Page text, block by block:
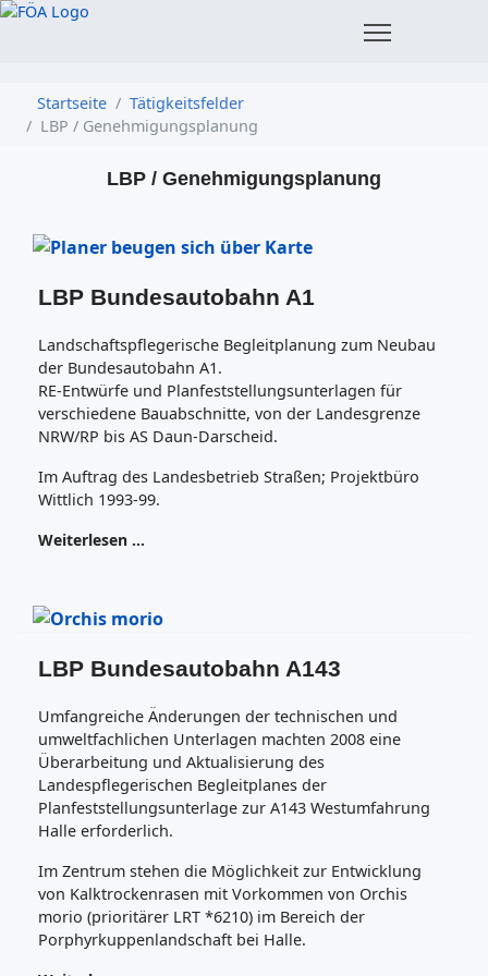
Startseite
Tätigkeitsfelder
LBP / Genehmigungsplanung
LBP / Genehmigungsplanung
LBP Bundesautobahn A1
Landschaftspflegerische Begleitplanung zum Neubau
der Bundesautobahn A1.
RE-Entwürfe und Planfeststellungsunterlagen für
verschiedene Bauabschnitte, von der Landesgrenze
NRW/RP bis AS Daun-Darscheid.
Im Auftrag des Landesbetrieb Straßen; Projektbüro
Wittlich 1993-99.
Weiterlesen …
LBP Bundesautobahn A143
Umfangreiche Änderungen der technischen und
umweltfachlichen Unterlagen machten 2008 eine
Überarbeitung und Aktualisierung des
Landespflegerischen Begleitplanes der
Planfeststellungsunterlage zur A143 Westumfahrung
Halle erforderlich.
Im Zentrum stehen die Möglichkeit zur Entwicklung
von Kalktrockenrasen mit Vorkommen von Orchis
morio (prioritärer LRT *6210) im Bereich der
Porphyrkuppenlandschaft bei Halle.